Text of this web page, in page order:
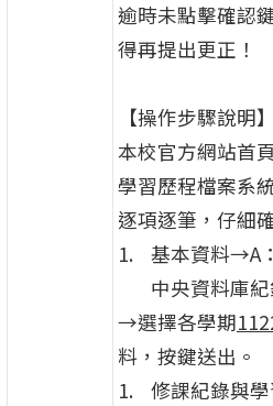
逾時未點擊確認
得再提出更正！
【操作步驟說明】
本校官方網站首
學習歷程檔案系
逐項逐筆，仔細
基本資料→A
中央資料庫
→選擇各學期
料，按鍵送出。
修課紀錄與